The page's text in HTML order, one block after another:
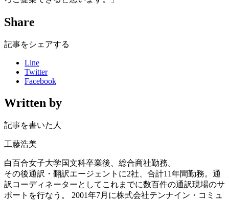
Share
記事をシェアする
Line
Twitter
Facebook
Written by
記事を書いた人
工藤浩美
白百合女子大学国文科卒業後、総合商社勤務。
その後通訳・翻訳エージェントに2社、合計11年間勤務。通
訳コーディネーターとしてこれまでに数百件の通訳現場のサ
ポートを行なう。 2001年7月に株式会社テンナイン・コミュ